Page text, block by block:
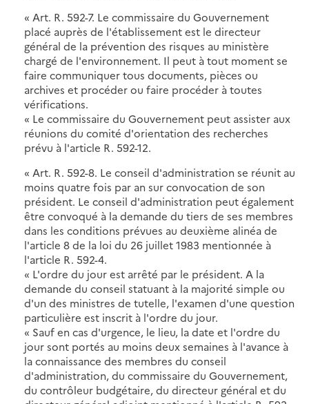
« Art. R. 592-7. Le commissaire du Gouvernement
placé auprès de l'établissement est le directeur
général de la prévention des risques au ministère
chargé de l'environnement. Il peut à tout moment se
faire communiquer tous documents, pièces ou
archives et procéder ou faire procéder à toutes
vérifications.
« Le commissaire du Gouvernement peut assister aux
réunions du comité d'orientation des recherches
prévu à l'article R. 592-12.
« Art. R. 592-8. Le conseil d'administration se réunit au
moins quatre fois par an sur convocation de son
président. Le conseil d'administration peut également
être convoqué à la demande du tiers de ses membres
dans les conditions prévues au deuxième alinéa de
l'article 8 de la loi du 26 juillet 1983 mentionnée à
l'article R. 592-4.
« L'ordre du jour est arrêté par le président. A la
demande du conseil statuant à la majorité simple ou
d'un des ministres de tutelle, l'examen d'une question
particulière est inscrit à l'ordre du jour.
« Sauf en cas d'urgence, le lieu, la date et l'ordre du
jour sont portés au moins deux semaines à l'avance à
la connaissance des membres du conseil
d'administration, du commissaire du Gouvernement,
du contrôleur budgétaire, du directeur général et du